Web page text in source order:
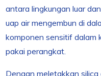
antara lingkungan luar
uap air mengembun di
komponen sensitif dalam
pakai perangkat.
Dengan meletakkan